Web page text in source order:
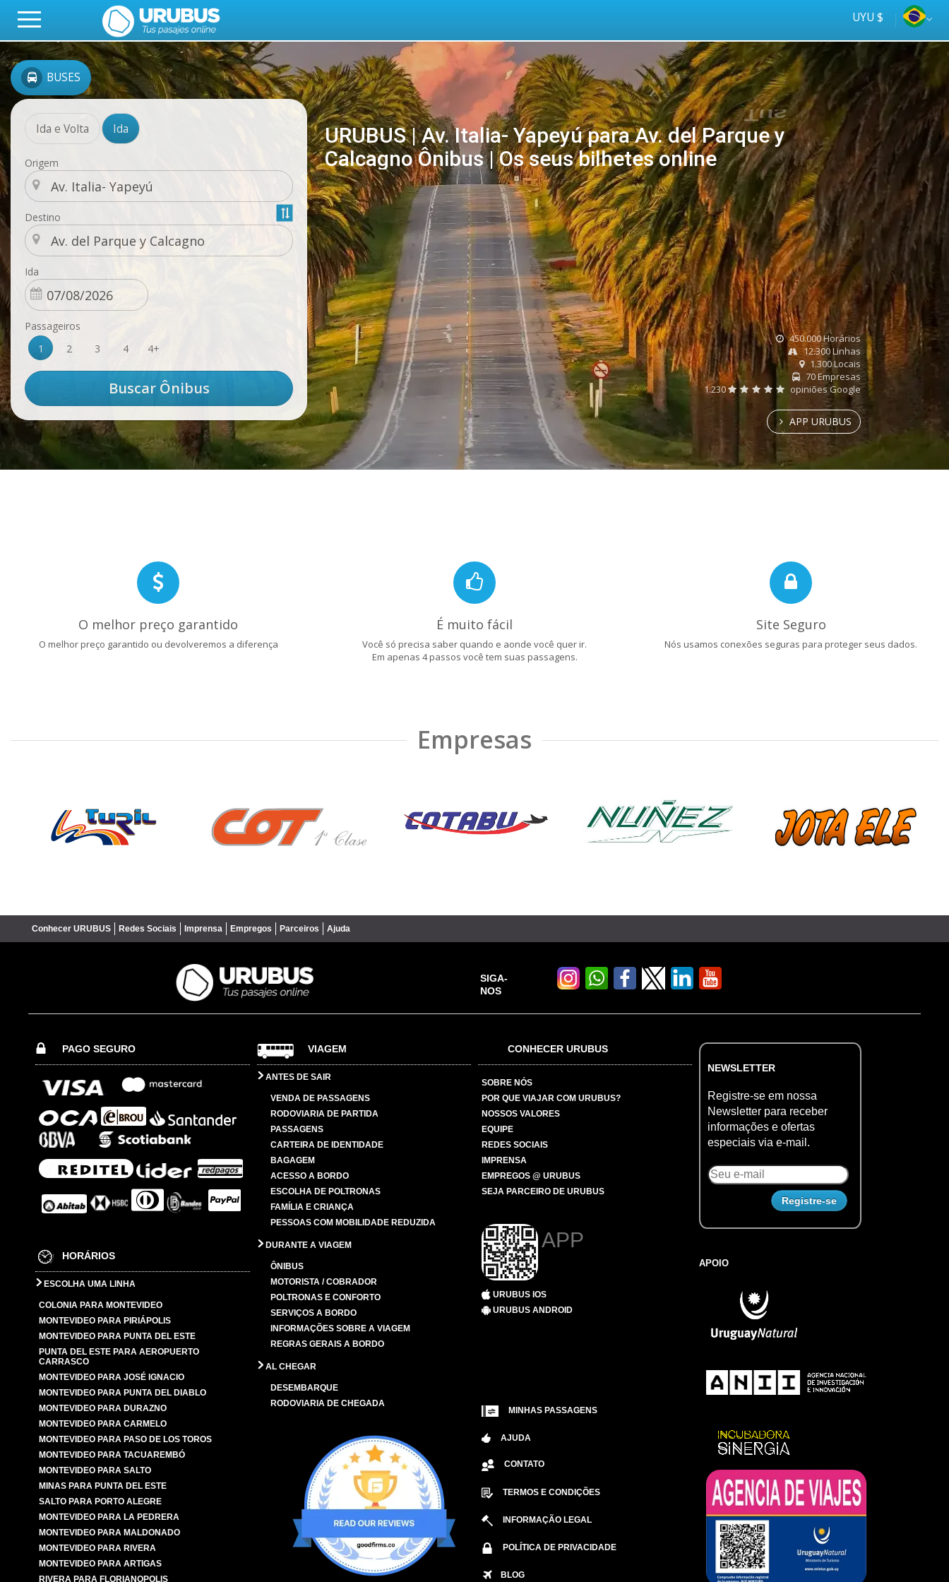
UYU $
BUSES
Ida e Volta Ida
Origem
Destino
Ida
Passageiros
1
2 3 4 4+
URUBUS | Av. Italia- Yapeyú para Av. del Parque y
Calcagno Ônibus | Os seus bilhetes online
online
Tus
ómnibus
450.000 Horários
12.300 Linhas
1.300 Locais
70 Empresas
1.230
opiniões Google
APP URUBUS
O melhor preço garantido
O melhor preço garantido ou devolveremos a diferença
É muito fácil
Você só precisa saber quando e aonde você quer ir.
Em apenas 4 passos você tem suas passagens.
Site Seguro
Nós usamos conexões seguras para proteger seus dados.
Empresas
Conhecer URUBUS Redes Sociais Imprensa Empregos Parceiros Ajuda
SIGA-
NOS
PAGO SEGURO
HORÁRIOS
ESCOLHA UMA LINHA
COLONIA PARA MONTEVIDEO
MONTEVIDEO PARA PIRIÁPOLIS
MONTEVIDEO PARA PUNTA DEL ESTE
PUNTA DEL ESTE PARA AEROPUERTO
CARRASCO
MONTEVIDEO PARA JOSÉ IGNACIO
MONTEVIDEO PARA PUNTA DEL DIABLO
MONTEVIDEO PARA DURAZNO
MONTEVIDEO PARA CARMELO
MONTEVIDEO PARA PASO DE LOS TOROS
MONTEVIDEO PARA TACUAREMBÓ
MONTEVIDEO PARA SALTO
MINAS PARA PUNTA DEL ESTE
SALTO PARA PORTO ALEGRE
MONTEVIDEO PARA LA PEDRERA
MONTEVIDEO PARA MALDONADO
MONTEVIDEO PARA RIVERA
MONTEVIDEO PARA ARTIGAS
RIVERA PARA FLORIANOPOLIS
VIAGEM
ANTES DE SAIR
VENDA DE PASSAGENS
RODOVIARIA DE PARTIDA
PASSAGENS
CARTEIRA DE IDENTIDADE
BAGAGEM
ACESSO A BORDO
ESCOLHA DE POLTRONAS
FAMÍLIA E CRIANÇA
PESSOAS COM MOBILIDADE REDUZIDA
DURANTE A VIAGEM
ÔNIBUS
MOTORISTA / COBRADOR
POLTRONAS E CONFORTO
SERVIÇOS A BORDO
INFORMAÇÕES SOBRE A VIAGEM
REGRAS GERAIS A BORDO
AL CHEGAR
DESEMBARQUE
RODOVIARIA DE CHEGADA
CONHECER URUBUS
SOBRE NÓS
POR QUE VIAJAR COM URUBUS?
NOSSOS VALORES
EQUIPE
REDES SOCIAIS
IMPRENSA
EMPREGOS @ URUBUS
SEJA PARCEIRO DE URUBUS
APP
URUBUS IOS
URUBUS ANDROID
MINHAS PASSAGENS
AJUDA
CONTATO
TERMOS E CONDIÇÕES
INFORMAÇÃO LEGAL
POLÍTICA DE PRIVACIDADE
BLOG
NEWSLETTER
Registre-se em nossa
Newsletter para receber
informações e ofertas
especiais via e-mail.
APOIO